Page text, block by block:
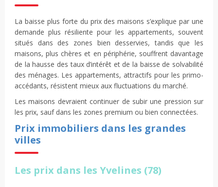
La baisse plus forte du prix des maisons s’explique par une
demande plus résiliente pour les appartements, souvent
situés dans des zones bien desservies, tandis que les
maisons, plus chères et en périphérie, souffrent davantage
de la hausse des taux d’intérêt et de la baisse de solvabilité
des ménages. Les appartements, attractifs pour les primo-
accédants, résistent mieux aux fluctuations du marché.
Les maisons devraient continuer de subir une pression sur
les prix, sauf dans les zones premium ou bien connectées.
Prix immobiliers dans les grandes
villes
Les prix dans les Yvelines (78)